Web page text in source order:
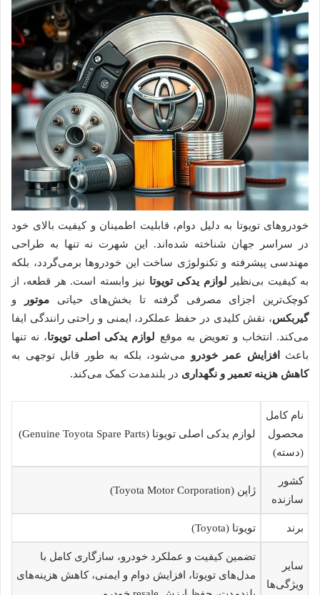
خودروهای تویوتا به دلیل دوام، قابلیت اطمینان و کیفیت بالای خود
در سراسر جهان شناخته شده‌اند. این شهرت نه تنها به طراحی
مهندسی پیشرفته و تکنولوژی ساخت این خودروها برمی‌گردد، بلکه
به کیفیت بی‌نظیر لوازم یدکی تویوتا نیز وابسته است. هر قطعه، از
کوچک‌ترین اجزای مصرفی گرفته تا بخش‌های حیاتیموتور
و
گیربکس، نقش کلیدی در حفظ عملکرد، ایمنی و راحتی رانندگی ایفا
می‌کند. انتخاب و تعویض به موقع لوازم یدکی اصلی تویوتا، نه تنها
باعث
افزایش عمر خودرو می‌شود، بلکه به طور قابل توجهی به
کاهش هزینه تعمیر و نگهداری در بلندمدت کمک می‌کند.
نام کامل
محصول
(دسته)
لوازم یدکی اصلی تویوتا (Genuine Toyota Spare Parts)
کشور
سازنده
ژاپن (Toyota Motor Corporation)
برند تویوتا (Toyota)
سایر
ویژگی‌ها
تضمین کیفیت و عملکرد خودرو، سازگاری کامل با
مدل‌های تویوتا، افزایش دوام و ایمنی، کاهش هزینه‌های